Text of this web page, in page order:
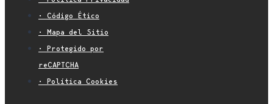
• Código Ético
• Mapa del Sitio
• Protegido por
reCAPTCHA
• Política Cookies